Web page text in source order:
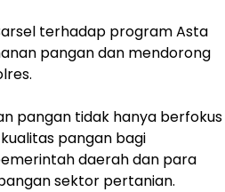
terhadap program Asta
pangan dan mendorong
pangan tidak hanya berfokus
pangan bagi
daerah dan para
sektor pertanian.